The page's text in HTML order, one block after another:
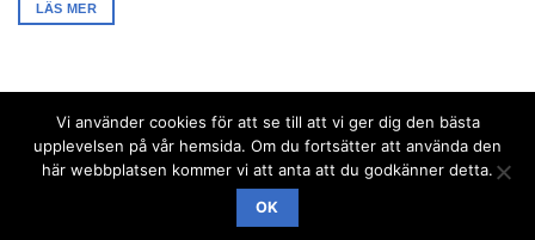
LÄS MER
Visa MasterCard
Designad och producerad avShade Solutions, proffs på lokal
sökoptimering
Vi använder cookies för att se till att vi ger dig den bästa
upplevelsen på vår hemsida. Om du fortsätter att använda den
här webbplatsen kommer vi att anta att du godkänner detta.
OK